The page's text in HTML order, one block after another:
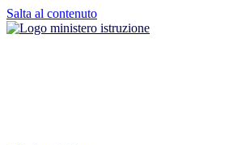
Salta al contenuto